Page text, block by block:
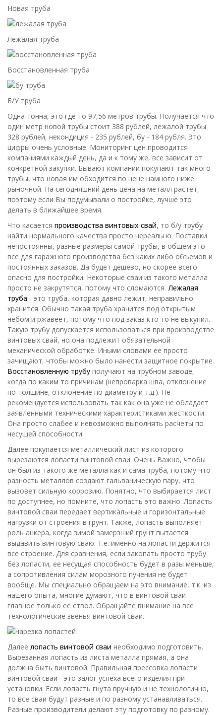
Новая труба
Лежалая труба
Восстановленная труба
Б/У труба
Одна тонна, это где то 97,56 метров трубы. Получается что
один метр новой трубы стоит 388 рублей, лежалой трубы
328 рублей, некондиция - 235 рублей, бу - 184 рубля. Это
цифры очень условные. Мониторинг цен проводится
компаниями каждый день, да и к тому же, все зависит от
конкретной закупки. Бывают компании покупают так много
трубы, что новая им обходится по цене намного ниже
рыночной. На сегодняшний день цена на металл растет,
поэтому если Вы подумывали о постройке, лучше это
делать в ближайшее время.
Что касается производства винтовых свай, то б/у трубу
найти нормального качества просто нереально. Поставки
непостоянны, разные размеры самой трубы, в общем это
все для гаражного производства без каких либо объемов и
постоянных заказов. Да будет дёшево, но скорее всего
опасно для постройки. Некоторые сваи из такого металла
просто не закрутятся, потому что сломаются. Лежалая
труба - это труба, которая давно лежит, неправильно
хранится. Обычно такая труба хранится под открытым
небом и ржавеет, потому что под заказ кто то не выкупил.
Такую трубу допускается использоваться при производстве
винтовых свай, но она подлежит обязательной
механической обработке. Иными словами ее просто
зачищают, чтобы можно было нанести защитное покрытие.
Восстановленную трубу получают на трубном заводе,
когда по каким то причинам (непроварка шва, отклонение
по толщине, отклонение по диаметру и т.д.). Не
рекомендуется использовать так как она уже не обладает
заявленными техническими характеристиками жесткости.
Она просто слабее и невозможно выполнять расчеты по
несущей способности.
Далее покупается металлический лист из которого
вырезаются лопасти винтовой сваи. Очень Важно, чтобы
он был из такого же металла как и сама труба, потому что
разность металлов создают гальваническую пару, что
вызовет сильную коррозию. Понятно, что выбирается лист
по доступнее, но помните, что лопасть это важно. Лопасть
винтовой сваи передает вертикальные и горизонтальные
нагрузки от строения в грунт. Также, лопасть выполняет
роль анкера, когда зимой замерзший грунт пытается
выдавить винтовую сваю. Т.е. именно на лопасти держится
все строение. Для сравнения, если закопать просто трубу
без лопасти, ее несущая способность будет в разы меньше,
а сопротивления силам морозного пучения не будет
вообще. Мы специально обращаем на это внимание, т.к. из
нашего опыта, многие думают, что в винтовой сваи
главное только ее ствол. Обращайте внимание на все
технологические звенья винтовой сваи.
Далее лопасть винтовой сваи необходимо подготовить.
Вырезанная лопасть из листа металла прямая, а она
должна быть винтовой. Правильная прессовка лопасти
винтовой сваи - это залог успеха всего изделия при
установки. Если лопасть гнута вручную и не технологично,
то все сваи будут разные и по разному устанавливаться.
Разные производители делают эту подготовку по разному.